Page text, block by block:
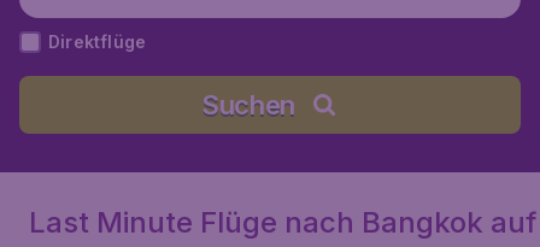
humi), Thailand
Direktflüge
Suchen
Last Minute Flüge nach Bangkok auf